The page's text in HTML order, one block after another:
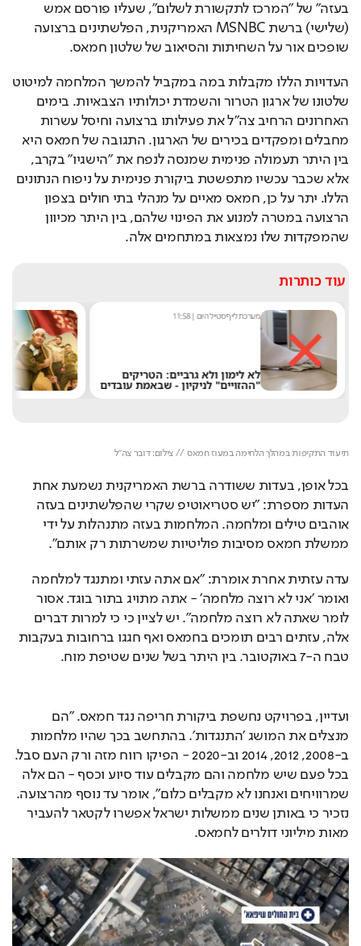
בעזה" של "המרכז לתקשורת לשלום", שעליו פורסם אמש
(שלישי) ברשת MSNBC האמריקנית, הפלשתינים ברצועה
שופכים אור על השחיתות והסיאוב של שלטון חמאס.
העדויות הללו מקבלות במה במקביל להמשך המלחמה למיטוט
שלטונו של ארגון הטרור והשמדת יכולותיו הצבאיות. בימים
האחרונים הרחיב צה"ל את פעילותו ברצועה וחיסל עשרות
מחבלים ומפקדים בכירים של הארגון. התגובה של חמאס היא
בין היתר תעמולה פנימית שמנסה לנפח את "הישגיו" בקרב,
אלא שכבר עכשיו מתפשטת ביקורת פנימית על ניפוח הנתונים
הללו. יתר על כן, חמאס מאיים על מנהלי בתי חולים בצפון
הרצועה במטרה למנוע את הפינוי שלהם, בין היתר מכיוון
שהמפקדות שלו נמצאות במתחמים אלה.
עוד כותרות
מערכת לייף סטייל היום|
11:58
לא לימון ולא גרביים: הטריקים
"ההזויים" לניקיון - שבאמת עובדים
תיעוד התקיפות במהלך הלחימה במעוז חמאס // צילום: דובר צה"ל
בכל אופן, בעדות ששודרה ברשת האמריקנית נשמעת אחת
העדות מספרת: "יש סטריאוטיפ שקרי שהפלשתינים בעזה
אוהבים טילים ומלחמה. המלחמות בעזה מתנהלות על ידי
ממשלת חמאס מסיבות פוליטיות שמשרתות רק אותם".
עדה עזתית אחרת אומרת: "אם אתה עזתי ומתנגד למלחמה
ואומר 'אני לא רוצה מלחמה' - אתה מתויג בתור בוגד. אסור
לומר שאתה לא רוצה מלחמה". יש לציין כי כי למרות דברים
אלה, עזתים רבים תומכים בחמאס ואף חגגו ברחובות בעקבות
טבח ה-7 באוקטובר. בין היתר בשל שנים שטיפת מוח.
ועדיין, בפרויקט נחשפת ביקורת חריפה נגד חמאס. "הם
מנצלים את המושג 'התנגדות'. בהתחשב בכך שהיו מלחמות
ב-2008, 2012, 2014 וב-2020 - הפיקו רווח מזה ורק העם סבל.
בכל פעם שיש מלחמה והם מקבלים עוד סיוע וכסף - הם אלה
שמרוויחים ואנחנו לא מקבלים כלום", אומר עד נוסף מהרצועה.
נזכיר כי באותן שנים ממשלות ישראל אפשרו לקטאר להעביר
מאות מיליוני דולרים לחמאס.